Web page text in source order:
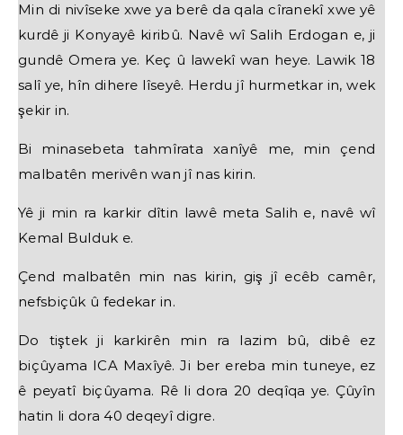
Min di nivîseke xwe ya berê da qala cîranekî xwe yê
kurdê ji Konyayê kiribû. Navê wî Salih Erdogan e, ji
gundê Omera ye. Keç û lawekî wan heye. Lawik 18
salî ye, hîn dihere lîseyê. Herdu jî hurmetkar in, wek
şekir in.
Bi minasebeta tahmîrata xanîyê me, min çend
malbatên merivên wan jî nas kirin.
Yê ji min ra karkir dîtin lawê meta Salih e, navê wî
Kemal Bulduk e.
Çend malbatên min nas kirin, giş jî ecêb camêr,
nefsbiçûk û fedekar in.
Do tiştek ji karkirên min ra lazim bû, dibê ez
biçûyama ICA Maxîyê. Ji ber ereba min tuneye, ez
ê peyatî biçûyama. Rê li dora 20 deqîqa ye. Çûyîn
hatin li dora 40 deqeyî digre.